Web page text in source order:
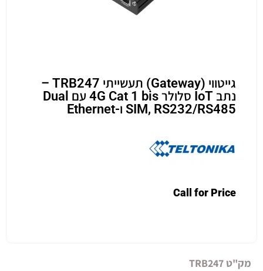
גייטווי (Gateway) תעשייתי TRB247 –
נתב IoT סלולר 4G Cat 1 bis עם Dual
SIM, RS232/RS485 ו-Ethernet
Call for Price
מק"ט TRB247